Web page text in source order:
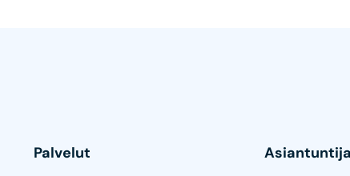
Palvelut